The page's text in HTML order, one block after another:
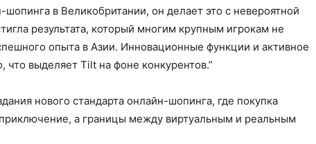
в Великобритании, он делает это с невероятной
результата, который многим крупным игрокам не
опыта в Азии. Инновационные функции и активное
что выделяет Tilt на фоне конкурентов.”
нового стандарта онлайн-шопинга, где покупка
а границы между виртуальным и реальным